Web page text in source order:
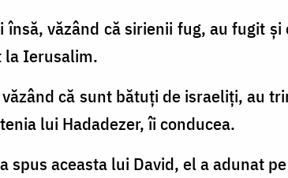
însă, văzând că sirienii fug, au fugit
la Ierusalim.
că sunt bătuţi de israeliţi, au
lui Hadadezer, îi conducea.
spus aceasta lui David, el a adunat